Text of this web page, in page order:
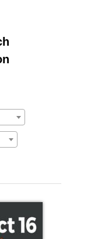
na
projekt
serwis.